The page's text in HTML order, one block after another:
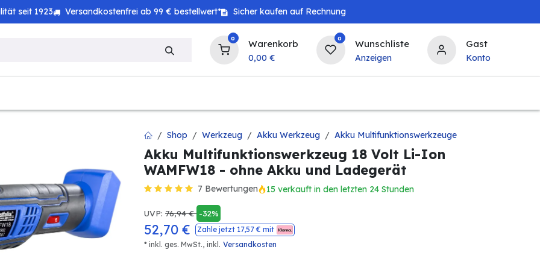
seit 1923 Versandkostenfrei ab 99 € bestellwert* Sicher kaufen auf Rechnung
0 Warenkorb
0,00 €
0 Wunschliste
Anzeigen
Gast
Konto
Shop Werkzeug Akku Werkzeug Akku Multifunktionswerkzeuge
Akku Multifunktionswerkzeug 18 Volt Li-Ion
WAMFW18 - ohne Akku und Ladegerät
7 Bewertungen 15 verkauft in den letzten 24 Stunden
UVP: 76,94€ -32%
52,70 € Zahle jetzt 17,57€ mit
* inkl. ges. MwSt., inkl. Versandkosten